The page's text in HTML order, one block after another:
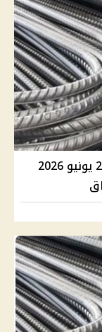
أسعار الحديد والأسمنت اليوم الثلاثاء 23 يونيو 2026